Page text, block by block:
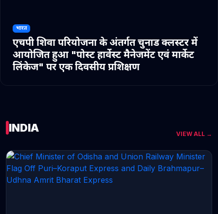
भारत
एचपी शिवा परियोजना के अंतर्गत चुनाड क्लस्टर में
आयोजित हुआ "पोस्ट हार्वेस्ट मैनेजमेंट एवं मार्केट
लिंकेज" पर एक दिवसीय प्रशिक्षण
INDIA VIEW ALL →